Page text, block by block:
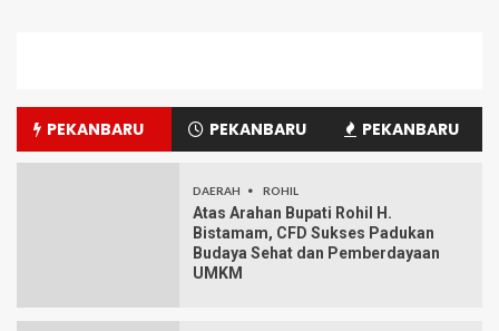
PEKANBARU PEKANBARU PEKANBARU
DAERAH ROHIL
Atas Arahan Bupati Rohil H.
Bistamam, CFD Sukses Padukan
Budaya Sehat dan Pemberdayaan
UMKM